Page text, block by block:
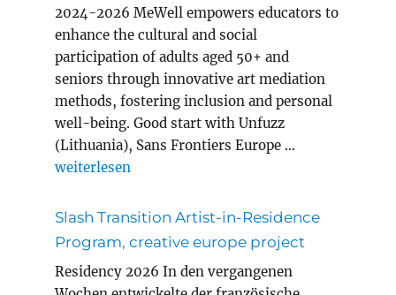
2024-2026 MeWell empowers educators to
enhance the cultural and social
participation of adults aged 50+ and
seniors through innovative art mediation
methods, fostering inclusion and personal
well-being. Good start with Unfuzz
(Lithuania), Sans Frontiers Europe …
„MEWELL erasmus+ project adult education“
weiterlesen
Slash Transition Artist-in-Residence
Program, creative europe project
Residency 2026 In den vergangenen